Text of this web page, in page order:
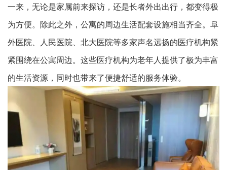
一来，无论是家属前来探访，还是长者外出出行，都变得极
为方便。除此之外，公寓的周边生活配套设施相当齐全。阜
外医院、人民医院、北大医院等多家声名远扬的医疗机构紧
紧围绕在公寓周边。这些医疗机构为老年人提供了极为丰富
的生活资源，同时也带来了便捷舒适的服务体验。